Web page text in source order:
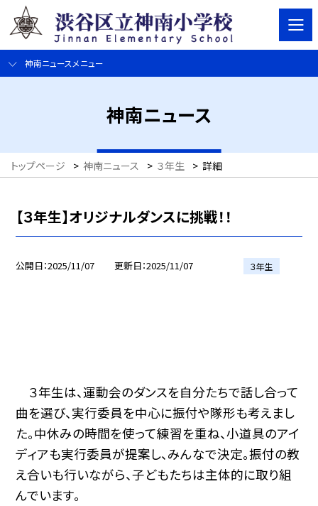
神南ニュースメニュー
神南ニュース
トップページ > 神南ニュース > ３年生 > 詳細
【３年生】オリジナルダンスに挑戦！！
公開日 2025/11/07 更新日 2025/11/07 ３年生
３年生は、運動会のダンスを自分たちで話し合って
曲を選び、実行委員を中心に振付や隊形も考えまし
た。中休みの時間を使って練習を重ね、小道具のアイ
ディアも実行委員が提案し、みんなで決定。振付の教
え合いも行いながら、子どもたちは主体的に取り組
んでいます。